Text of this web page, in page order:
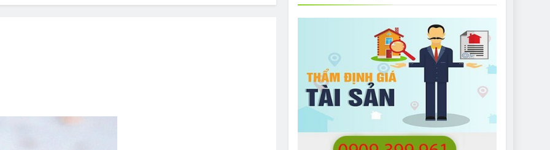
The Ultimate Guide to What Bulldogs Can (and can’t) Eat
How Often Do I Need to Groom My Bulldog